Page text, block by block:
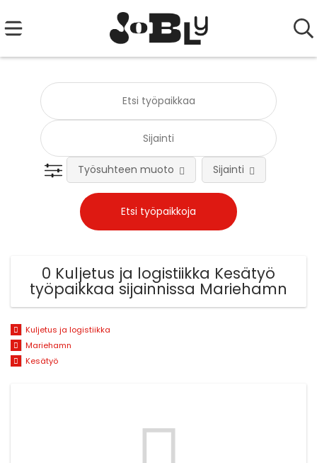
Työsuhteen muoto Sijainti
0 Kuljetus ja logistiikka Kesätyö
työpaikkaa sijainnissa Mariehamn
Kuljetus ja logistiikka
Mariehamn
Kesätyö